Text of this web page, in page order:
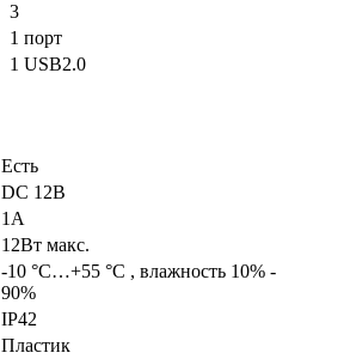
3
1 порт
1 USB2.0
Есть
DC 12В
1А
12Вт макс.
-10 °C…+55 °C , влажность 10% -
90%
IP42
Пластик